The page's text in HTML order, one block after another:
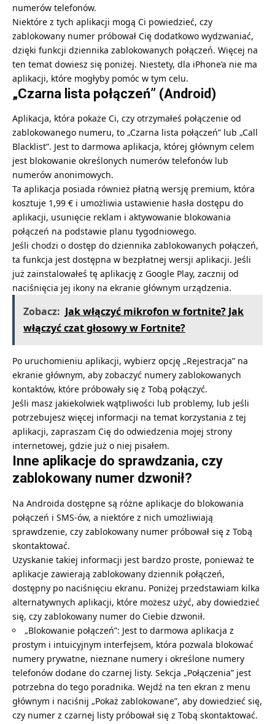
numerów telefonów.
Niektóre z tych aplikacji mogą Ci powiedzieć, czy
zablokowany numer próbował Cię dodatkowo wydzwaniać,
dzięki funkcji dziennika zablokowanych połączeń. Więcej na
ten temat dowiesz się poniżej. Niestety, dla iPhone’a nie ma
aplikacji, które mogłyby pomóc w tym celu.
„Czarna lista połączeń” (Android)
Aplikacja, która pokaże Ci, czy otrzymałeś połączenie od
zablokowanego numeru, to „Czarna lista połączeń” lub „Call
Blacklist”. Jest to darmowa aplikacja, której głównym celem
jest blokowanie określonych numerów telefonów lub
numerów anonimowych.
Ta aplikacja posiada również płatną wersję premium, która
kosztuje 1,99 € i umożliwia ustawienie hasła dostępu do
aplikacji, usunięcie reklam i aktywowanie blokowania
połączeń na podstawie planu tygodniowego.
Jeśli chodzi o dostęp do dziennika zablokowanych połączeń,
ta funkcja jest dostępna w bezpłatnej wersji aplikacji. Jeśli
już zainstalowałeś tę aplikację z Google Play, zacznij od
naciśnięcia jej ikony na ekranie głównym urządzenia.
Zobacz: Jak włączyć mikrofon w fortnite? Jak
włączyć czat głosowy w Fortnite?
Po uruchomieniu aplikacji, wybierz opcję „Rejestracja” na
ekranie głównym, aby zobaczyć numery zablokowanych
kontaktów, które próbowały się z Tobą połączyć.
Jeśli masz jakiekolwiek wątpliwości lub problemy, lub jeśli
potrzebujesz więcej informacji na temat korzystania z tej
aplikacji, zapraszam Cię do odwiedzenia mojej strony
internetowej, gdzie już o niej pisałem.
Inne aplikacje do sprawdzania, czy
zablokowany numer dzwonił?
Na Androida dostępne są różne aplikacje do blokowania
połączeń i SMS-ów, a niektóre z nich umożliwiają
sprawdzenie, czy zablokowany numer próbował się z Tobą
skontaktować.
Uzyskanie takiej informacji jest bardzo proste, ponieważ te
aplikacje zawierają zablokowany dziennik połączeń,
dostępny po naciśnięciu ekranu. Poniżej przedstawiam kilka
alternatywnych aplikacji, które możesz użyć, aby dowiedzieć
się, czy zablokowany numer do Ciebie dzwonił.
„Blokowanie połączeń”: Jest to darmowa aplikacja z
prostym i intuicyjnym interfejsem, która pozwala blokować
numery prywatne, nieznane numery i określone numery
telefonów dodane do czarnej listy. Sekcja „Połączenia” jest
potrzebna do tego poradnika. Wejdź na ten ekran z menu
głównym i naciśnij „Pokaż zablokowane”, aby dowiedzieć się,
czy numer z czarnej listy próbował się z Tobą skontaktować.